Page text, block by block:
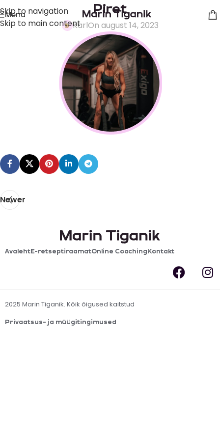
Skip to navigation
Skip to main content
Menu Piret
KarlOn august 14, 2023
Newer
AvalehtE-retseptiraamatOnline CoachingKontakt
2025 Marin Tiganik. Kõik õigused kaitstud
Privaatsus- ja müügitingimused